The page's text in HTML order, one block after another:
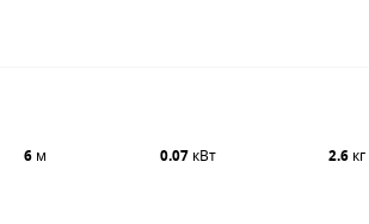
6 м 0.07 кВт 2.6 кг